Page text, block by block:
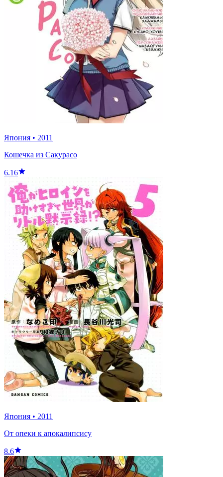
Япония • 2011
Кошечка из Сакурасо
6.16
Япония • 2011
От опеки к апокалипсису
8.6